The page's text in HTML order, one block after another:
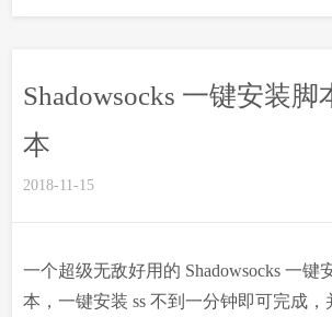
Shadowsocks 一键安装
本
2018-11-15
一个超级无敌好用的 Shadowsocks 一键
本，一键安装 ss 不到一分钟即可完成